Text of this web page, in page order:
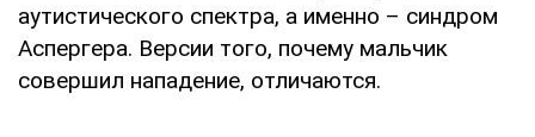
аутистического спектра, а именно – синдром
Аспергера. Версии того, почему мальчик
совершил нападение, отличаются.